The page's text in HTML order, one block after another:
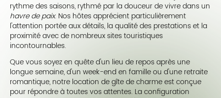
rythme des saisons, rythmé par la douceur de vivre dans un
havre de paix. Nos hôtes apprécient particulièrement
l'attention portée aux détails, la qualité des prestations et la
proximité avec de nombreux sites touristiques
incontournables.
Que vous soyez en quête d'un lieu de repos après une
longue semaine, d'un week-end en famille ou d'une retraite
romantique, notre location de gîte de charme est conçue
pour répondre à toutes vos attentes. La configuration